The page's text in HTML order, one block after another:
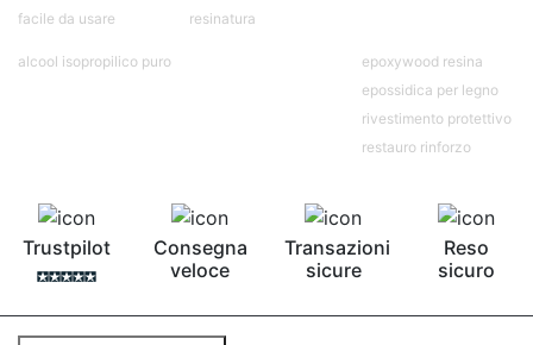
facile da usare
resinatura
alcool isopropilico puro
epoxywood resina
epossidica per legno
rivestimento protettivo
restauro rinforzo
Trustpilot
Consegna
veloce
Transazioni
sicure
Reso
sicuro